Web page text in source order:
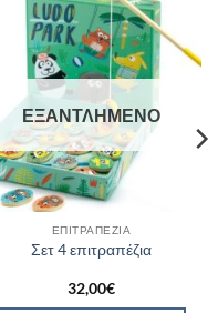
ΕΞΑΝΤΛΗΜΈΝΟ
ΕΠΙΤΡΑΠΈΖΙΑ
Σετ 4 επιτραπέζια
32,00€